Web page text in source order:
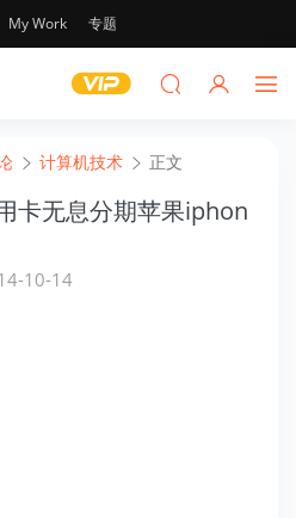
My Work 专题
计算机技术 正文
卡无息分期苹果iphon
10-14